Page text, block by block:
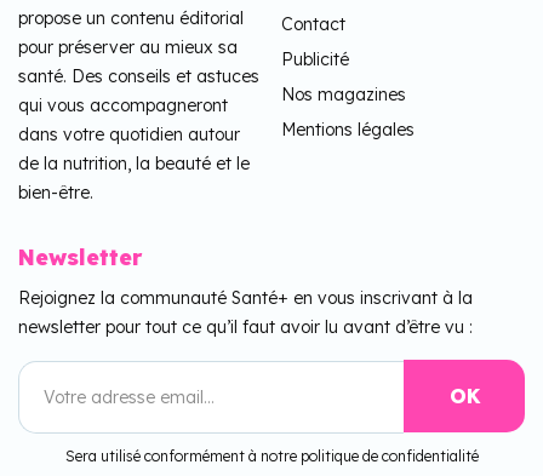
propose un contenu éditorial
pour préserver au mieux sa
santé. Des conseils et astuces
qui vous accompagneront
dans votre quotidien autour
de la nutrition, la beauté et le
bien-être.
Contact
Publicité
Nos magazines
Mentions légales
Newsletter
Rejoignez la communauté Santé+ en vous inscrivant à la
newsletter pour tout ce qu’il faut avoir lu avant d’être vu :
Sera utilisé conformément à notre politique de confidentialité